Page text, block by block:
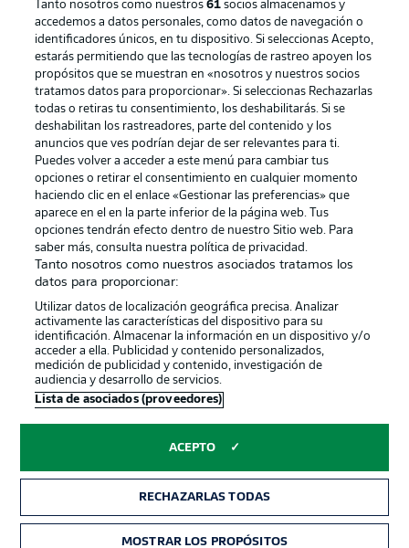
Publicidad Aviso legal
Gestionar las preferencias Declaracion de privacidad
Canales Trabajos
Jugadores Condiciones de uso
Sello Editorial Contacto
© 2026 Bundesliga-Gruppe GmbH
Elegir idioma
Modo
Tanto nosotros como nuestros61 socios almacenamos y
accedemos a datos personales, como datos de navegación o
identificadores únicos, en tu dispositivo. Si seleccionas Acepto,
estarás permitiendo que las tecnologías de rastreo apoyen los
propósitos que se muestran en «nosotros y nuestros socios
tratamos datos para proporcionar». Si seleccionas Rechazarlas
todas o retiras tu consentimiento, los deshabilitarás. Si se
deshabilitan los rastreadores, parte del contenido y los
anuncios que ves podrían dejar de ser relevantes para ti.
Puedes volver a acceder a este menú para cambiar tus
opciones o retirar el consentimiento en cualquier momento
haciendo clic en el enlace «Gestionar las preferencias» que
aparece en el en la parte inferior de la página web. Tus
opciones tendrán efecto dentro de nuestro Sitio web. Para
saber más, consulta nuestra política de privacidad.
Tanto nosotros como nuestros asociados tratamos los
datos para proporcionar:
Utilizar datos de localización geográfica precisa. Analizar
activamente las características del dispositivo para su
identificación. Almacenar la información en un dispositivo y/o
acceder a ella. Publicidad y contenido personalizados,
medición de publicidad y contenido, investigación de
audiencia y desarrollo de servicios.
Lista de asociados (proveedores)
ACEPTO
RECHAZARLAS TODAS
MOSTRAR LOS PROPÓSITOS